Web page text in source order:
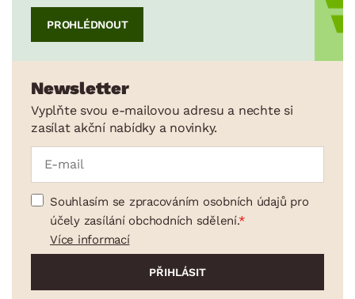
PROHLÉDNOUT
Newsletter
Vyplňte svou e-mailovou adresu a nechte si
zasílat akční nabídky a novinky.
Souhlasím se zpracováním osobních údajů pro
účely zasílání obchodních sdělení.
Více informací